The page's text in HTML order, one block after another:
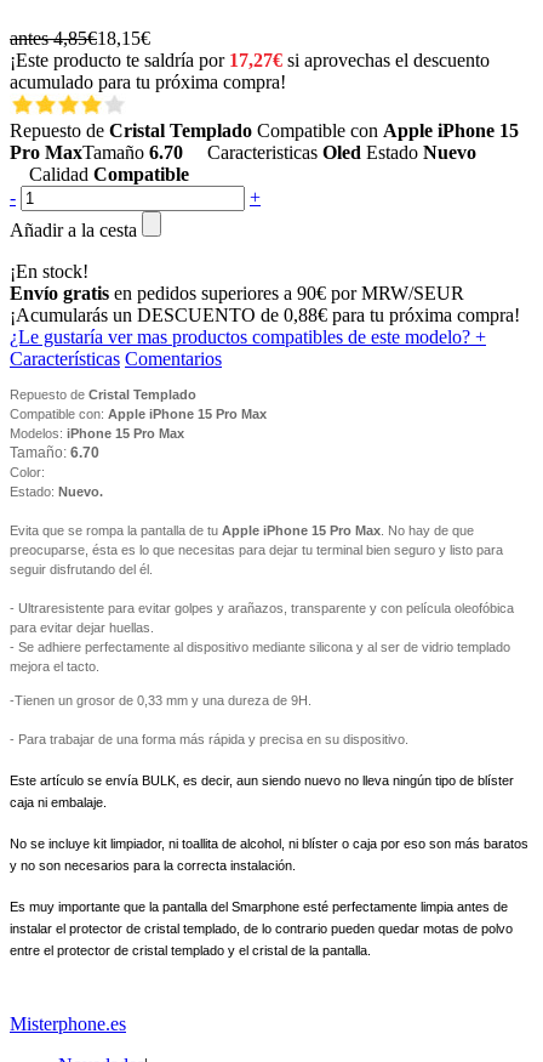
antes 4,85€18,15€
¡Este producto te saldría por 17,27€ si aprovechas el descuento
acumulado para tu próxima compra!
Repuesto de Cristal Templado Compatible con Apple iPhone 15
Pro MaxTamaño 6.70 Caracteristicas Oled Estado Nuevo
Calidad Compatible
-
+
Añadir a la cesta
¡En stock!
Envío gratis en pedidos superiores a 90€ por MRW/SEUR
¡Acumularás un DESCUENTO de 0,88€ para tu próxima compra!
¿Le gustaría ver mas productos compatibles de este modelo? +
Características Comentarios
Repuesto de Cristal Templado
Compatible con: Apple iPhone 15 Pro Max
Modelos: iPhone 15 Pro Max
Tamaño: 6.70
Color:
Estado: Nuevo.
Evita que se rompa la pantalla de tu Apple iPhone 15 Pro Max . No hay de que
preocuparse, ésta es lo que necesitas para dejar tu terminal bien seguro y listo para
seguir disfrutando del él.
- Ultraresistente para evitar golpes y arañazos, transparente y con película oleofóbica
para evitar dejar huellas.
- Se adhiere perfectamente al dispositivo mediante silicona y al ser de vidrio templado
mejora el tacto.
-Tienen un grosor de 0,33 mm y una dureza de 9H.
- Para trabajar de una forma más rápida y precisa en su dispositivo.
Este artículo se envía BULK, es decir, aun siendo nuevo no lleva ningún tipo de blíster
caja ni embalaje.
No se incluye kit limpiador, ni toallita de alcohol, ni blíster o caja por eso son más baratos
y no son necesarios para la correcta instalación.
Es muy importante que la pantalla del Smarphone esté perfectamente limpia antes de
instalar el protector de cristal templado, de lo contrario pueden quedar motas de polvo
entre el protector de cristal templado y el cristal de la pantalla.
Misterphone.es